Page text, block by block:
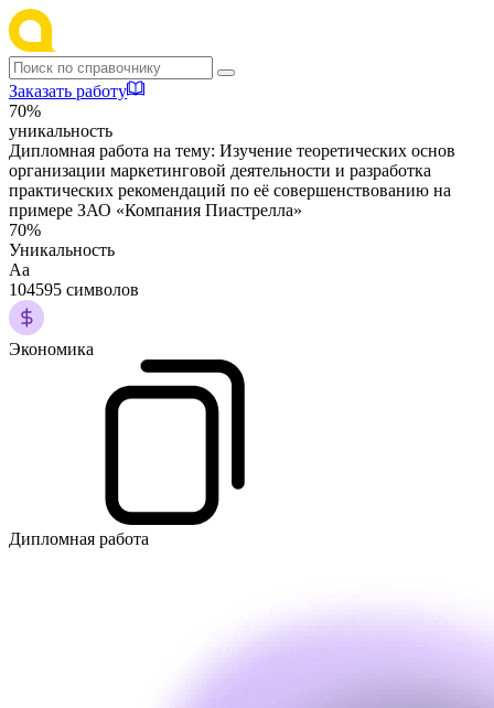
Заказать работу
70%
уникальность
Дипломная работа на тему: Изучение теоретических основ
организации маркетинговой деятельности и разработка
практических рекомендаций по её совершенствованию на
примере ЗАО «Компания Пиастрелла»
70%
Уникальность
Аа
104595 символов
Экономика
Дипломная работа